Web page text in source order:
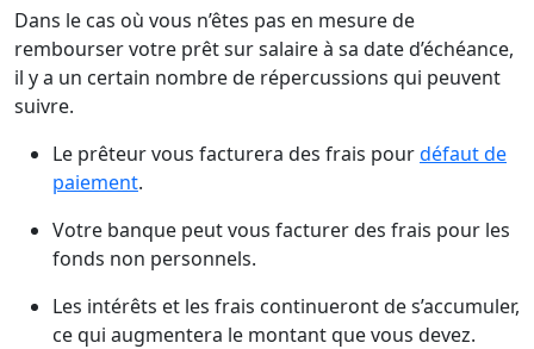
Dans le cas où vous n’êtes pas en mesure de
rembourser votre prêt sur salaire à sa date d’échéance,
il y a un certain nombre de répercussions qui peuvent
suivre.
Le prêteur vous facturera des frais pourdéfaut de
paiement.
Votre banque peut vous facturer des frais pour les
fonds non personnels.
Les intérêts et les frais continueront de s’accumuler,
ce qui augmentera le montant que vous devez.